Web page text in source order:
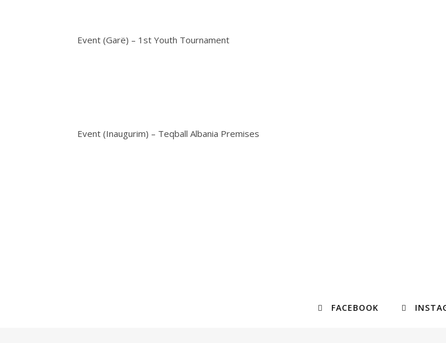
Event (Garë) – 1st Youth Tournament
Event (Inaugurim) – Teqball Albania Premises
FACEBOOK